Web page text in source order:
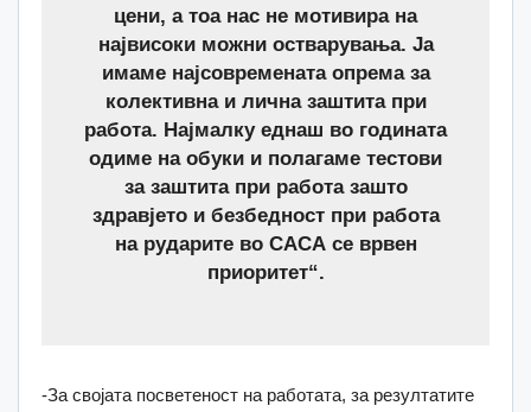
цени, а тоа нас не мотивира на
највисоки можни остварувања. Ја
имаме најсовремената опрема за
колективна и лична заштита при
работа. Најмалку еднаш во годината
одиме на обуки и полагаме тестови
за заштита при работа зашто
здравјето и безбедност при работа
на рударите во САСА се врвен
приоритет“.
-За својата посветеност на работата, за резултатите